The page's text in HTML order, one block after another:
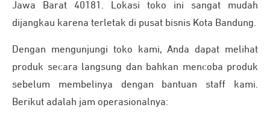
Jawa Barat 40181. Lokasi toko ini sangat mudah
dijangkau karena terletak di pusat bisnis Kota Bandung.
Dengan mengunjungi toko kami, Anda dapat melihat
produk secara langsung dan bahkan mencoba produk
sebelum membelinya dengan bantuan staff kami.
Berikut adalah jam operasionalnya: